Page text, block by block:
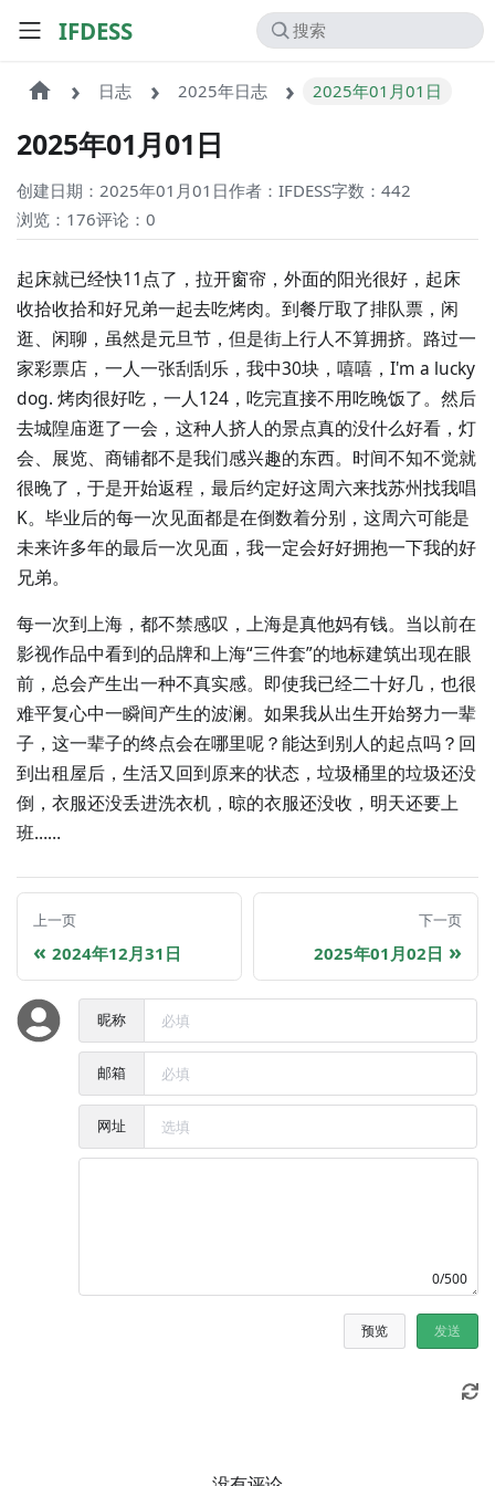
IFDESS
日志 2025年日志 2025年01月01日
2025年01月01日
创建日期：2025年01月01日作者：IFDESS字数：442
浏览：176评论：0
起床就已经快11点了，拉开窗帘，外面的阳光很好，起床
收拾收拾和好兄弟一起去吃烤肉。到餐厅取了排队票，闲
逛、闲聊，虽然是元旦节，但是街上行人不算拥挤。路过一
家彩票店，一人一张刮刮乐，我中30块，嘻嘻，I'm a lucky
dog. 烤肉很好吃，一人124，吃完直接不用吃晚饭了。然后
去城隍庙逛了一会，这种人挤人的景点真的没什么好看，灯
会、展览、商铺都不是我们感兴趣的东西。时间不知不觉就
很晚了，于是开始返程，最后约定好这周六来找苏州找我唱
K。毕业后的每一次见面都是在倒数着分别，这周六可能是
未来许多年的最后一次见面，我一定会好好拥抱一下我的好
兄弟。
每一次到上海，都不禁感叹，上海是真他妈有钱。当以前在
影视作品中看到的品牌和上海“三件套”的地标建筑出现在眼
前，总会产生出一种不真实感。即使我已经二十好几，也很
难平复心中一瞬间产生的波澜。如果我从出生开始努力一辈
子，这一辈子的终点会在哪里呢？能达到别人的起点吗？回
到出租屋后，生活又回到原来的状态，垃圾桶里的垃圾还没
倒，衣服还没丢进洗衣机，晾的衣服还没收，明天还要上
班……
上一页
2024年12月31日
下一页
2025年01月02日
昵称
邮箱
网址
0/500
预览 发送